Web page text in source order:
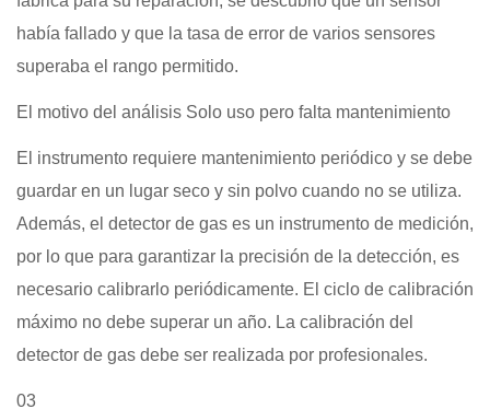
había fallado y que la tasa de error de varios sensores
superaba el rango permitido.
El motivo del análisis Solo uso pero falta mantenimiento
El instrumento requiere mantenimiento periódico y se debe
guardar en un lugar seco y sin polvo cuando no se utiliza.
Además, el detector de gas es un instrumento de medición,
por lo que para garantizar la precisión de la detección, es
necesario calibrarlo periódicamente. El ciclo de calibración
máximo no debe superar un año. La calibración del
detector de gas debe ser realizada por profesionales.
03